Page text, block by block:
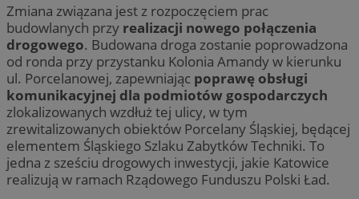
Zmiana związana jest z rozpoczęciem prac
budowlanych przy realizacji nowego połączenia
drogowego. Budowana droga zostanie poprowadzona
od ronda przy przystanku Kolonia Amandy w kierunku
ul. Porcelanowej, zapewniając poprawę obsługi
komunikacyjnej dla podmiotów gospodarczych
zlokalizowanych wzdłuż tej ulicy, w tym
zrewitalizowanych obiektów Porcelany Śląskiej, będącej
elementem Śląskiego Szlaku Zabytków Techniki. To
jedna z sześciu drogowych inwestycji, jakie Katowice
realizują w ramach Rządowego Funduszu Polski Ład.